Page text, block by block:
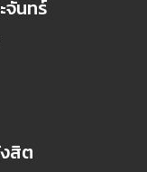
จันทร์
สิต